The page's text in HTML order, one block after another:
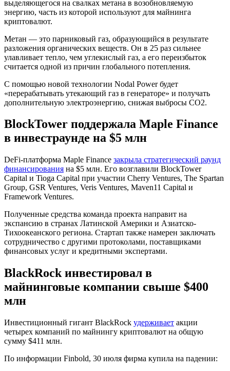
выделяющегося на свалках метана в возобновляемую
энергию, часть из которой используют для майнинга
криптовалют.
Метан — это парниковый газ, образующийся в результате
разложения органических веществ. Он в 25 раз сильнее
улавливает тепло, чем углекислый газ, а его переизбыток
считается одной из причин глобального потепления.
С помощью новой технологии Nodal Power будет
«перерабатывать утекающий газ в генераторе» и получать
дополнительную электроэнергию, снижая выбросы CO2.
BlockTower поддержала Maple Finance
в инвестраунде на $5 млн
DeFi-платформа Maple Finance закрыла стратегический раунд
финансирования на $5 млн. Его возглавили BlockTower
Capital и Tioga Capital при участии Cherry Ventures, The Spartan
Group, GSR Ventures, Veris Ventures, Maven11 Capital и
Framework Ventures.
Полученные средства команда проекта направит на
экспансию в странах Латинской Америки и Азиатско-
Тихоокеанского региона. Стартап также намерен заключать
сотрудничество с другими протоколами, поставщиками
финансовых услуг и кредитными экспертами.
BlackRock инвестировал в
майнинговые компании свыше $400
млн
Инвестиционный гигант BlackRock удерживает акции
четырех компаний по майнингу криптовалют на общую
сумму $411 млн.
По информации Finbold, 30 июля фирма купила на падении: